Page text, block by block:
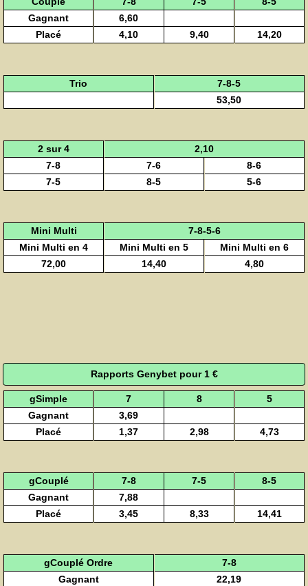
Gagnant
6,60
Placé
4,10 9,40 14,20
Trio
7-8-5
53,50
2 sur 4
2,10
7-8
7-6
8-6
7-5
8-5 5-6
Mini Multi
7-8-5-6
Mini Multi en 4
Mini Multi en 5
Mini Multi en 6
72,00
14,40 4,80
Rapports Genybet pour 1 €
gSimple 7 8
5
Gagnant
3,69
Placé
1,37 2,98 4,73
gCouplé 7-8 7-5
8-5
Gagnant
7,88
Placé
3,45 8,33 14,41
gCouplé Ordre
7-8
Gagnant
22,19